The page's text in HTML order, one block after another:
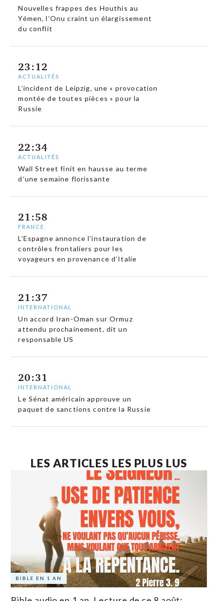
Nouvelles frappes des Houthis au
Yémen, l’Onu craint un élargissement
du conflit
23:12
ACTUALITÉS
L’incident de Leipzig, une « provocation
montée de toutes pièces » pour la
Russie
22:34
ACTUALITÉS
Wall Street finit en hausse au terme
d’une semaine florissante
21:58
FRANCE
L’Espagne annonce l’instauration de
contrôles frontaliers pour les
voyageurs en provenance d’Italie
21:37
INTERNATIONAL
Un accord Iran-Oman sur Ormuz
attendu prochainement, dit un
responsable US
20:31
INTERNATIONAL
Le Sénat américain approuve un
paquet de sanctions contre la Russie
LES ARTICLES LES PLUS LUS
BIBLE EN 1 AN